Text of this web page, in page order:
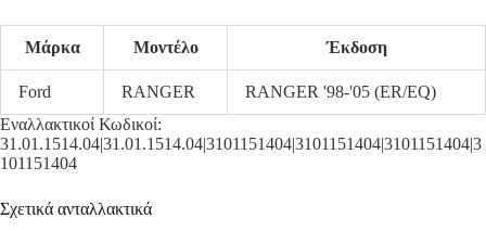
Μάρκα Μοντέλο Έκδοση
Ford RANGER
RANGER '98-'05 (ER/EQ)
Εναλλακτικοί Κωδικοί:
31.01.1514.04|31.01.1514.04|3101151404|3101151404|3101151404|3
101151404
Σχετικά ανταλλακτικά